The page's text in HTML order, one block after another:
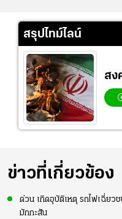
สรุปไทม์ไลน์
สง
ข่าวที่เกี่ยวข้อง
ด่วน เกิดอุบัติเหตุ รถไฟเฉี่ยว
มักกะสัน